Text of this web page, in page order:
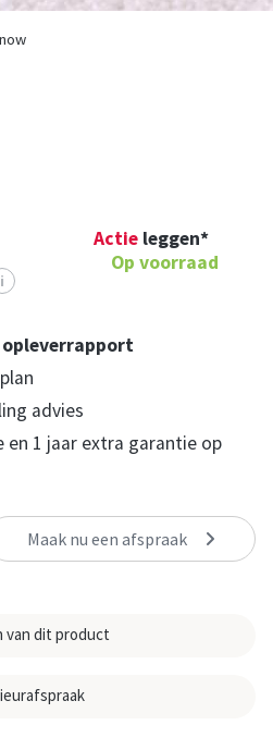
i
Actie leggen*
Op voorraad
advies
en 1 jaar extra garantie op
Maak nu een afspraak
van dit product